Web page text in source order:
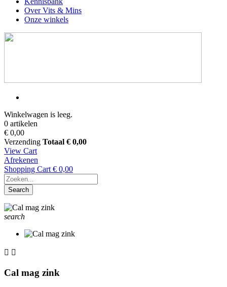
Over Vits & Mins
Onze winkels
Winkelwagen is leeg.
0 artikelen
€ 0,00
Verzending Totaal € 0,00
View Cart
Afrekenen
Shopping Cart € 0,00
Search
search
 
Cal mag zink